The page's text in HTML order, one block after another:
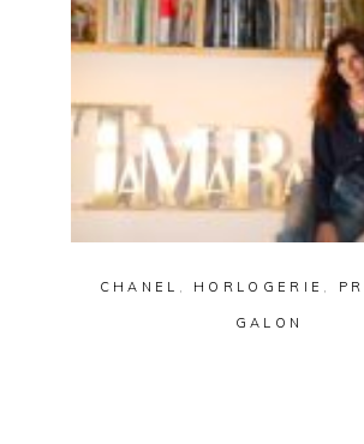
Tamara
histoire
CHANEL , HORLOGERIE ,
GALON